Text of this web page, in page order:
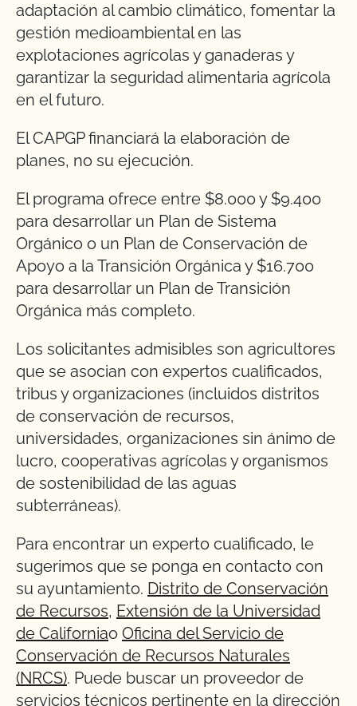
adaptación al cambio climático, fomentar la
gestión medioambiental en las
explotaciones agrícolas y ganaderas y
garantizar la seguridad alimentaria agrícola
en el futuro.
El CAPGP financiará la elaboración de
planes, no su ejecución.
El programa ofrece entre $8.000 y $9.400
para desarrollar un Plan de Sistema
Orgánico o un Plan de Conservación de
Apoyo a la Transición Orgánica y $16.700
para desarrollar un Plan de Transición
Orgánica más completo.
Los solicitantes admisibles son agricultores
que se asocian con expertos cualificados,
tribus y organizaciones (incluidos distritos
de conservación de recursos,
universidades, organizaciones sin ánimo de
lucro, cooperativas agrícolas y organismos
de sostenibilidad de las aguas
subterráneas).
Para encontrar un experto cualificado, le
sugerimos que se ponga en contacto con
su ayuntamiento. Distrito de Conservación
de Recursos, Extensión de la Universidad
de Californiao Oficina del Servicio de
Conservación de Recursos Naturales
(NRCS). Puede buscar un proveedor de
servicios técnicos pertinente en la dirección